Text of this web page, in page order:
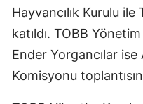
Hayvancılık Kurulu ile
katıldı. TOBB
Ender Yorgancılar
Komisyonu